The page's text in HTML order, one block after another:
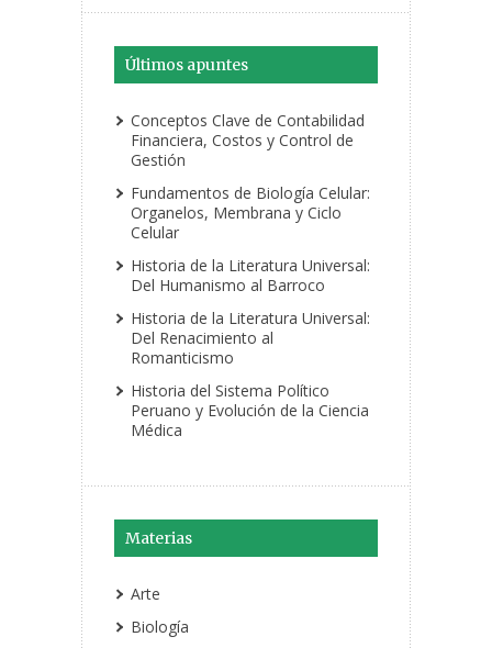
Últimos apuntes
Conceptos Clave de Contabilidad
Financiera, Costos y Control de
Gestión
Fundamentos de Biología Celular:
Organelos, Membrana y Ciclo
Celular
Historia de la Literatura Universal:
Del Humanismo al Barroco
Historia de la Literatura Universal:
Del Renacimiento al
Romanticismo
Historia del Sistema Político
Peruano y Evolución de la Ciencia
Médica
Materias
Arte
Biología